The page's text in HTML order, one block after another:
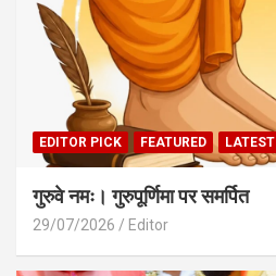
EDITOR PICK FEATURED LATEST
गुरुवे नमः। गुरुपूर्णिमा पर समर्पित
29/07/2026 Editor